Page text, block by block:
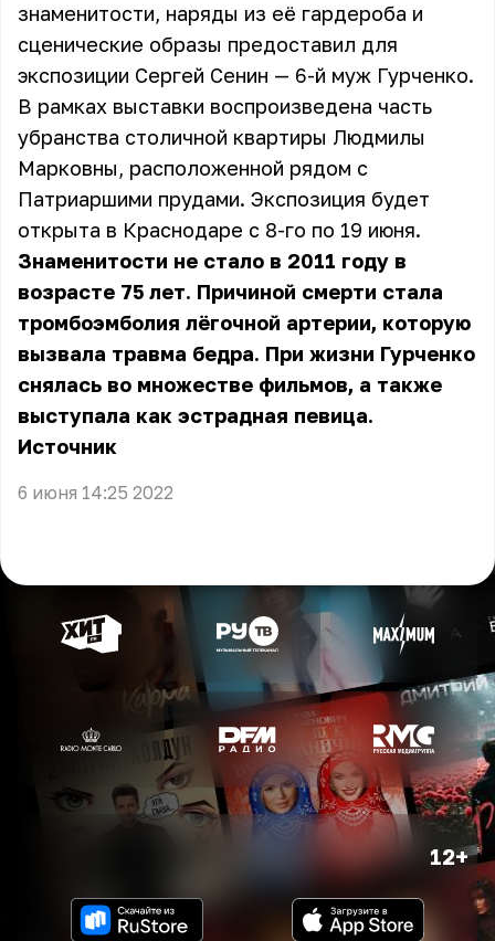
знаменитости, наряды из её гардероба и
сценические образы предоставил для
экспозиции Сергей Сенин — 6-й муж Гурченко.
В рамках выставки воспроизведена часть
убранства столичной квартиры Людмилы
Марковны, расположенной рядом с
Патриаршими прудами. Экспозиция будет
открыта в Краснодаре с 8-го по 19 июня.
Знаменитости не стало в 2011 году в
возрасте 75 лет. Причиной смерти стала
тромбоэмболия лёгочной артерии, которую
вызвала травма бедра. При жизни Гурченко
снялась во множестве фильмов, а также
выступала как эстрадная певица.
Источник
6 июня 14:25 2022
12+